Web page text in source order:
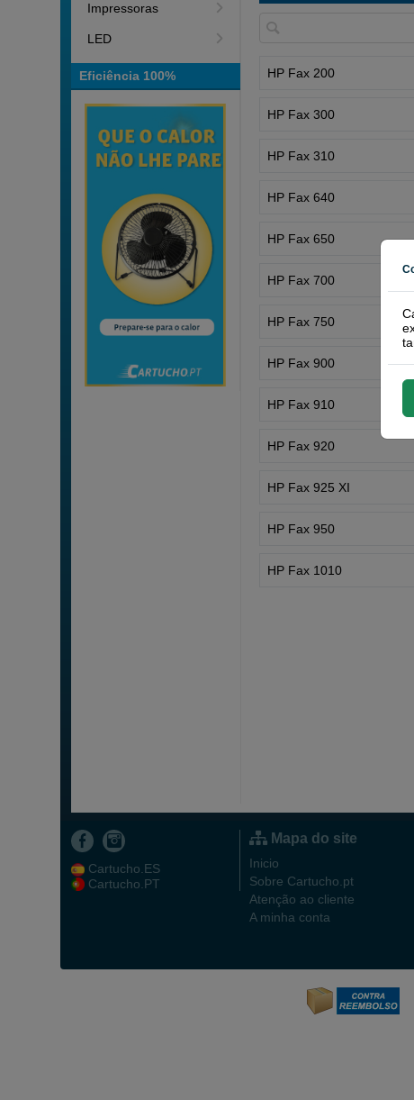
Impressoras
LED
Eficiência 100% HP Fax 200
HP Fax 300
HP Fax 310
HP Fax 640
HP Fax 650
HP Fax 700
HP Fax 750
HP Fax 900
HP Fax 910
HP Fax 920
HP Fax 925 XI
HP Fax 950
HP Fax 1010
Cartucho.ES
Cartucho.PT
Mapa do site
Inicio
Sobre Cartucho.pt
Atenção ao cliente
A minha conta